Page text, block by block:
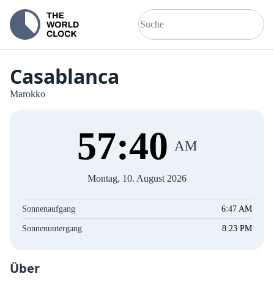
Casablanca
Marokko
57:40 AM
Montag, 10. August 2026
Sonnenaufgang 6:47 AM
Sonnenuntergang 8:23 PM
Über